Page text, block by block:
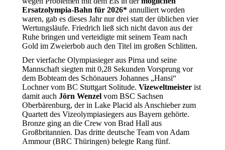
Ersatzolympia-Bahn für 2026* annulliert worden
waren, gab es dieses Jahr nur drei statt der üblichen vier
Wertungsläufe. Friedrich ließ sich nicht davon aus der
Ruhe bringen und verteidigte mit seinem Team nach
Gold im Zweierbob auch den Titel im großen Schlitten.
Der vierfache Olympiasieger aus Pirna und seine
Mannschaft siegten mit 0,28 Sekunden Vorsprung vor
dem Bobteam des Schönauers Johannes „Hansi“
Lochner vom BC Stuttgart Solitude. Vizeweltmeister ist
damit auch Jörn Wenzel vom BSC Sachsen
Oberbärenburg, der in Lake Placid als Anschieber zum
Quartett des Vizeolympiasiegers aus Bayern gehörte.
Bronze ging an die Crew von Brad Hall aus
Großbritannien. Das dritte deutsche Team von Adam
Ammour (BRC Thüringen) belegte Rang fünf.